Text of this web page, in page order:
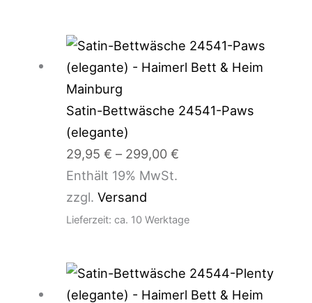
Satin-Bettwäsche 24541-Paws
(elegante)
29,95 € – 299,00 €
Preisspanne:
29,95 €
299,00 €
Enthält 19% MwSt.
zzgl. Versand
Lieferzeit: ca. 10 Werktage
Preisspanne:
29,95 €